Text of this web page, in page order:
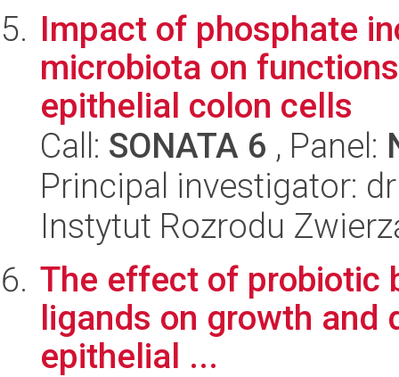
Impact of phosphate
microbiota on
epithelial colon cells
Call: SONATA 6 , Panel:
Principal investigator:
Instytut Rozrodu
The effect of probiotic
ligands on growth
epithelial ...